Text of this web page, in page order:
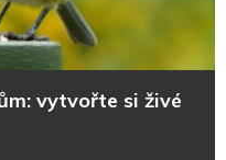
si
vytvořte si živé